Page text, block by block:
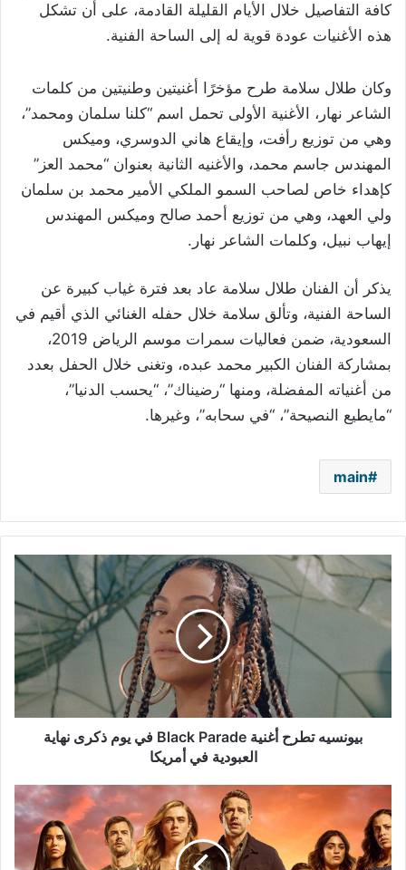
كافة التفاصيل خلال الأيام القليلة القادمة، على أن تشكل
هذه الأغنيات عودة قوية له إلى الساحة الفنية.
وكان طلال سلامة طرح مؤخرًا أغنيتين وطنيتين من كلمات
الشاعر نهار، الأغنية الأولى تحمل اسم “كلنا سلمان ومحمد”،
وهي من توزيع رأفت، وإيقاع هاني الدوسري، وميكس
المهندس جاسم محمد، والأغنيه الثانية بعنوان “محمد العز”
كإهداء خاص لصاحب السمو الملكي الأمير محمد بن سلمان
ولي العهد، وهي من توزيع أحمد صالح وميكس المهندس
إيهاب نبيل، وكلمات الشاعر نهار.
يذكر أن الفنان طلال سلامة عاد بعد فترة غياب كبيرة عن
الساحة الفنية، وتألق سلامة خلال حفله الغنائي الذي أقيم في
السعودية، ضمن فعاليات سمرات موسم الرياض 2019،
بمشاركة الفنان الكبير محمد عبده، وتغنى خلال الحفل بعدد
من أغنياته المفضلة، ومنها “رضيناك”، “يحسب الدنيا”،
“مايطيع النصيحة”، “في سحابه”، وغيرها.
main
بيونسيه
تطرح
Black
في
يوم
نهاية
العبودية
بيونسيه تطرح أغنية Black Parade في يوم ذكرى نهاية
العبودية في أمريكا
NBC
تجدد
مسلسل